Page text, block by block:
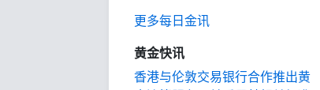
更多每日金讯
黄金快讯
香港与伦敦交易银行合作推出黄